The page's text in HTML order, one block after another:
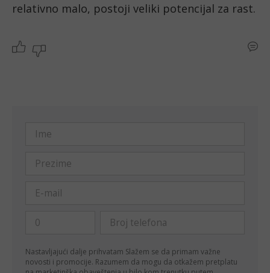
relativno malo, postoji veliki potencijal za rast.
Nastavljajući dalje prihvatam Slažem se da primam važne
novosti i promocije. Razumem da mogu da otkažem pretplatu